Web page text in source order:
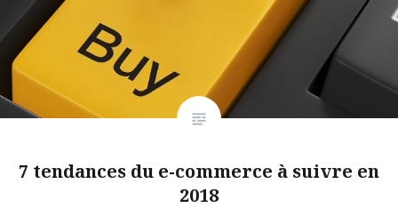
7 tendances du e-commerce à suivre en
2018